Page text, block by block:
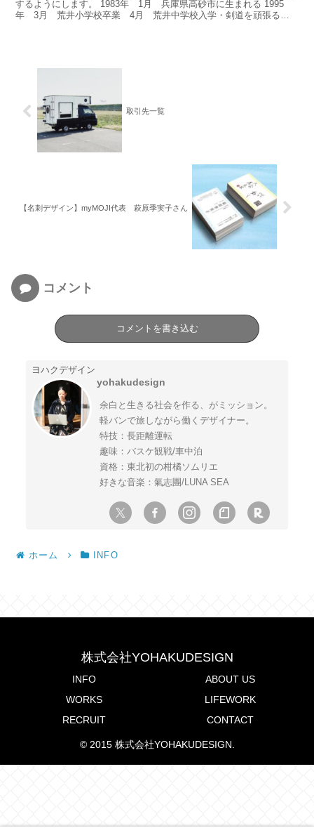
するようにします。 1983年 1月 兵庫県高砂市に生まれる 1995
年 3月 荒井小学校卒業 4月 荒井中学校入学・剣道を頑張る
取引先一覧
【名刺デザイン】myMOJI代表 萩原季実子さん
コメント
コメントを書き込む
ヨハクデザイン
yohakudesign
余白と生きる社会を作る、がミッション。
軽バンで旅しながら働くデザイナー。
特技：長距離運転
趣味：バスケ観戦/車中泊
資格：東北初の柑橘ソムリエ
好きな音楽：氣志團/LUNA SEA
ホーム INFO
株式会社YOHAKUDESIGN
INFO
ABOUT US
WORKS
LIFEWORK
RECRUIT
CONTACT
© 2015 株式会社YOHAKUDESIGN.